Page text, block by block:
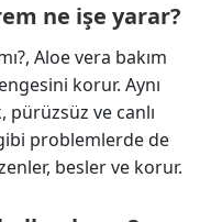
ne işe yarar?
Aloe vera bakım
korur. Aynı
pürüzsüz ve canlı
problemlerde de
besler ve korur.